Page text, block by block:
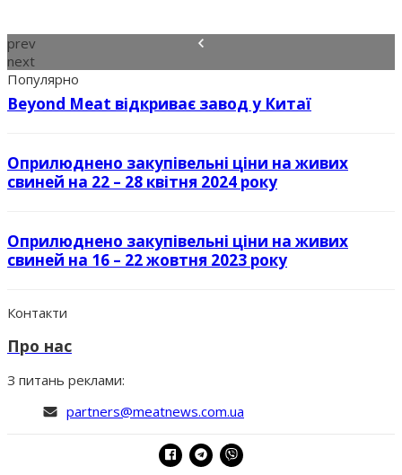
prev
next
Популярно
Beyond Meat відкриває завод у Китаї
Оприлюднено закупівельні ціни на живих
свиней на 22 – 28 квітня 2024 року
Оприлюднено закупівельні ціни на живих
свиней на 16 – 22 жовтня 2023 року
Контакти
Про нас
З питань реклами:
partners@meatnews.com.ua